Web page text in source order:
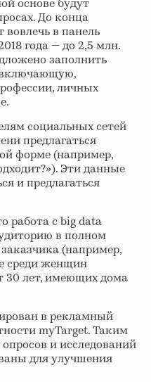
основе будут
До конца
вовлечь в панель
года — до 2,5 млн.
заполнить
включающую,
личных
социальных сетей
предлагаться
форме (например,
Эти данные
и предлагаться
работа с big data
в полном
(например,
среди женщин
30 лет, имеющих дома
в рекламный
myTarget. Таким
и исследований
для улучшения